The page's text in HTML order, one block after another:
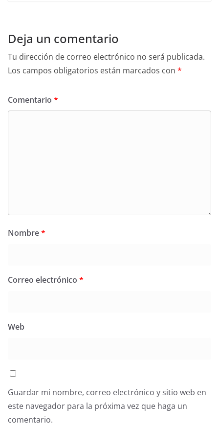
Deja un comentario
Tu dirección de correo electrónico no será publicada.
Los campos obligatorios están marcados con *
Comentario *
Nombre*
Correo electrónico *
Web
Guardar mi nombre, correo electrónico y sitio web en
este navegador para la próxima vez que haga un
comentario.